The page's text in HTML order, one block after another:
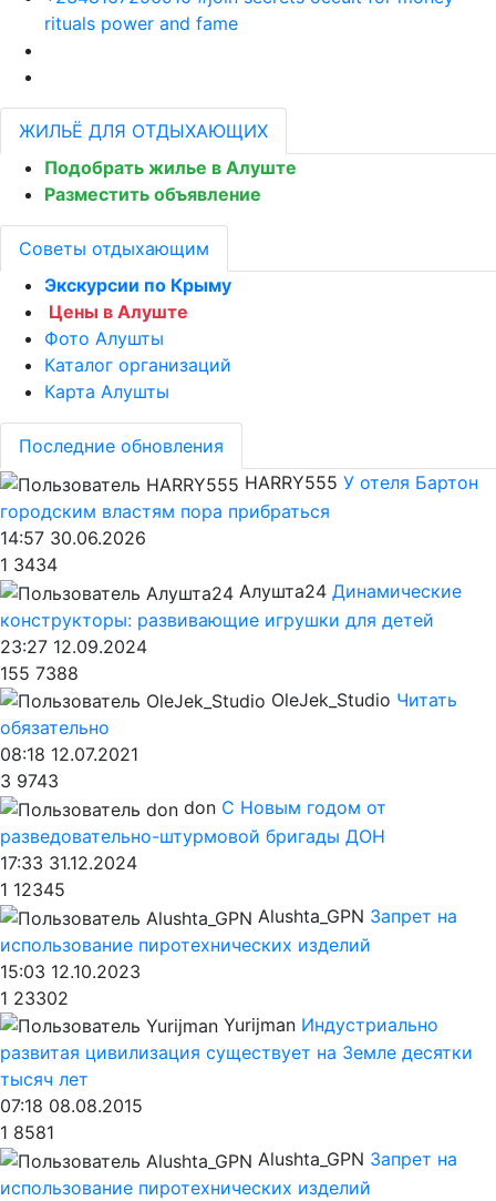
rituals power and fame
ЖИЛЬЁ ДЛЯ ОТДЫХАЮЩИХ
Подобрать жилье в Алуште
Разместить объявление
Советы отдыхающим
Экскурсии по Крыму
Цены в Алуште
Фото Алушты
Каталог организаций
Карта Алушты
Последние обновления
HARRY555 У отеля Бартон
городским властям пора прибраться
14:57 30.06.2026
1 3434
Алушта24 Динамические
конструкторы: развивающие игрушки для детей
23:27 12.09.2024
155 7388
OleJek_Studio Читать
обязательно
08:18 12.07.2021
3 9743
don С Новым годом от
разведовательно-штурмовой бригады ДОН
17:33 31.12.2024
1 12345
Alushta_GPN Запрет на
использование пиротехнических изделий
15:03 12.10.2023
1 23302
Yurijman Индустриально
развитая цивилизация существует на Земле десятки
тысяч лет
07:18 08.08.2015
1 8581
Alushta_GPN Запрет на
использование пиротехнических изделий